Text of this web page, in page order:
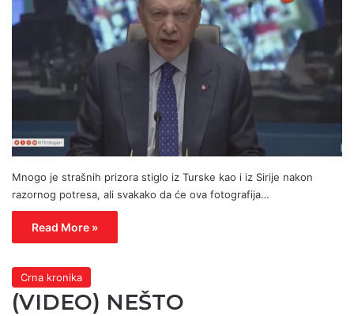
Mnogo je strašnih prizora stiglo iz Turske kao i iz Sirije nakon
razornog potresa, ali svakako da će ova fotografija…
Read More »
Crna kronika
(VIDEO) NEŠTO